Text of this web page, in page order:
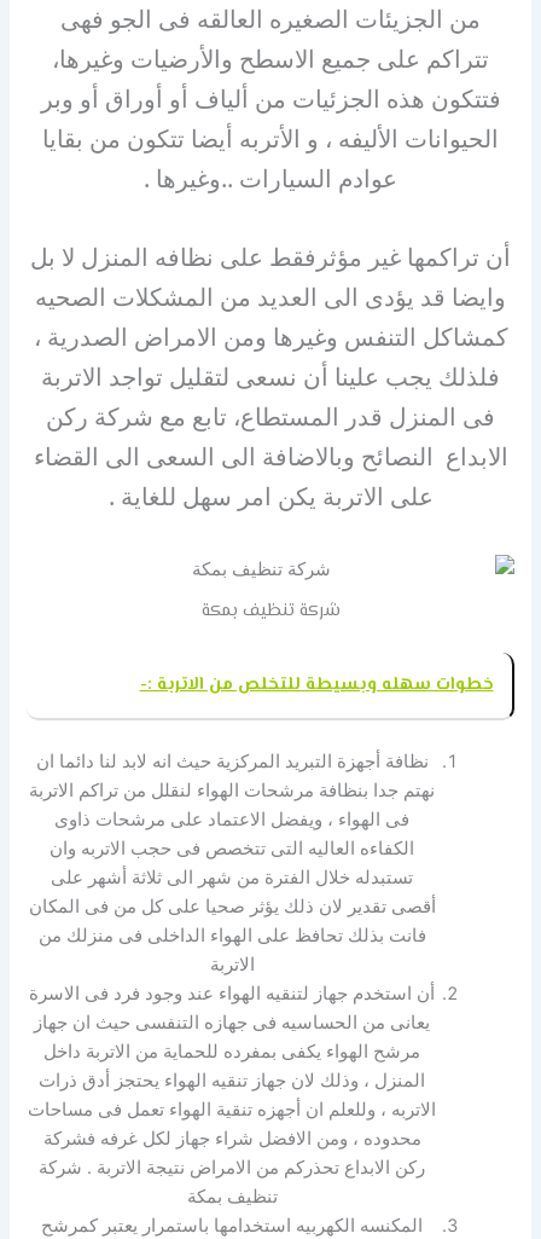
من الجزيئات الصغيره العالقه فى الجو فهى
تتراكم على جميع الاسطح والأرضيات وغيرها،
فتتكون هذه الجزئيات من ألياف أو أوراق أو وبر
الحيوانات الأليفه ، و الأتربه أيضا تتكون من بقايا
عوادم السيارات ..وغيرها .
أن تراكمها غير مؤثرفقط على نظافه المنزل لا بل
وايضا قد يؤدى الى العديد من المشكلات الصحيه
كمشاكل التنفس وغيرها ومن الامراض الصدرية ،
فلذلك يجب علينا أن نسعى لتقليل تواجد الاتربة
فى المنزل قدر المستطاع، تابع مع شركة ركن
الابداع النصائح وبالاضافة الى السعى الى القضاء
على الاتربة يكن امر سهل للغاية .
شركة تنظيف بمكة
خطوات سهله وبسيطة للتخلص من الاتربة :-
نظافة أجهزة التبريد المركزية حيث انه لابد لنا دائما ان
نهتم جدا بنظافة مرشحات الهواء لنقلل من تراكم الاتربة
فى الهواء ، ويفضل الاعتماد على مرشحات ذاوى
الكفاءه العاليه التى تتخصص فى حجب الاتربه وان
تستبدله خلال الفترة من شهر الى ثلاثة أشهر على
أقصى تقدير لان ذلك يؤثر صحيا على كل من فى المكان
فانت بذلك تحافظ على الهواء الداخلى فى منزلك من
الاتربة
أن استخدم جهاز لتنقيه الهواء عند وجود فرد فى الاسرة
يعانى من الحساسيه فى جهازه التنفسى حيث ان جهاز
مرشح الهواء يكفى بمفرده للحماية من الاتربة داخل
المنزل ، وذلك لان جهاز تنقيه الهواء يحتجز أدق ذرات
الاتربه ، وللعلم ان أجهزه تنقية الهواء تعمل فى مساحات
محدوده ، ومن الافضل شراء جهاز لكل غرفه فشركة
ركن الابداع تحذركم من الامراض نتيجة الاتربة . شركة
تنظيف بمكة
المكنسه الكهربيه استخدامها باستمرار يعتبر كمرشح